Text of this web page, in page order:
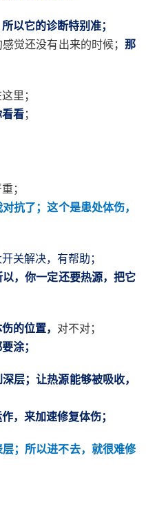
以它的诊断特别准；
觉还没有出来的时候； 那
里；
看；
；
抗了；这个是患处体伤，
关解决，有帮助；
以，你一定还要热源，把它
的位置， 对不对；
涂；
层；让热源能够被吸收，
，来加速修复体伤；
；所以进不去，就很难修